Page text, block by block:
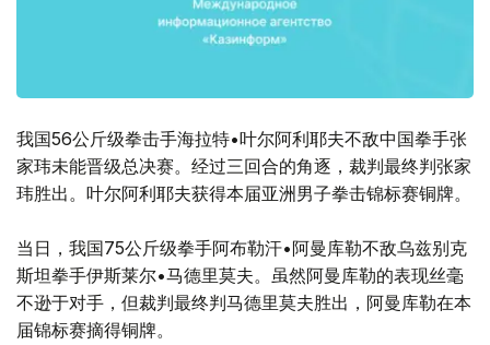
我国56公斤级拳击手海拉特•叶尔阿利耶夫不敌中国拳手张
家玮未能晋级总决赛。经过三回合的角逐，裁判最终判张家
玮胜出。叶尔阿利耶夫获得本届亚洲男子拳击锦标赛铜牌。
当日，我国75公斤级拳手阿布勒汗•阿曼库勒不敌乌兹别克
斯坦拳手伊斯莱尔•马德里莫夫。虽然阿曼库勒的表现丝毫
不逊于对手，但裁判最终判马德里莫夫胜出，阿曼库勒在本
届锦标赛摘得铜牌。